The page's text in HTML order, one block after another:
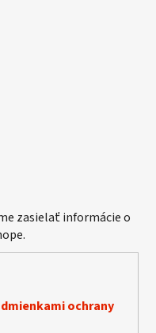
zasielať informácie o
ochrany